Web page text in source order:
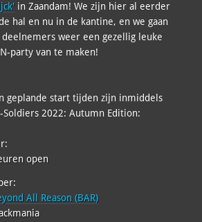
in Zaandam! We zijn hier al eerder
hal en nu in de kantine, en we gaan
weer een gezellig leuke
party van te maken!
geplande start tijden zijn inmiddels
Soldiers 2022: Autumn Edition:
open
All Reason (BAR)